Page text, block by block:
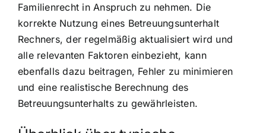
Familienrecht in Anspruch zu nehmen. Die
korrekte Nutzung eines Betreuungsunterhalt
Rechners, der regelmäßig aktualisiert wird und
alle relevanten Faktoren einbezieht, kann
ebenfalls dazu beitragen, Fehler zu minimieren
und eine realistische Berechnung des
Betreuungsunterhalts zu gewährleisten.